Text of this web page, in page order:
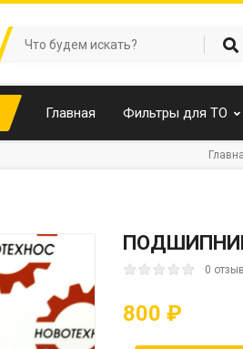
Главная Фильтры для ТО
0
800 ₽